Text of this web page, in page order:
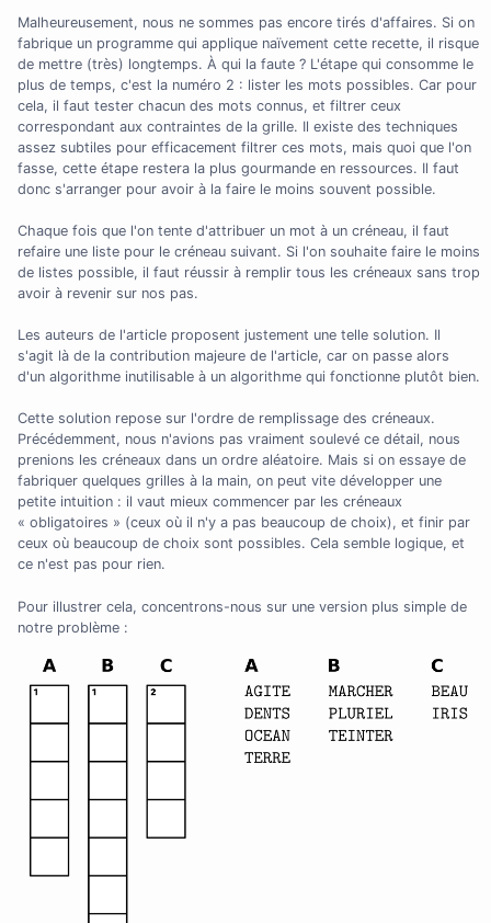
Malheureusement, nous ne sommes pas encore tirés d'affaires. Si on
fabrique un programme qui applique naïvement cette recette, il risque
de mettre (très) longtemps. À qui la faute ? L'étape qui consomme le
plus de temps, c'est la numéro 2 : lister les mots possibles. Car pour
cela, il faut tester chacun des mots connus, et filtrer ceux
correspondant aux contraintes de la grille. Il existe des techniques
assez subtiles pour efficacement filtrer ces mots, mais quoi que l'on
fasse, cette étape restera la plus gourmande en ressources. Il faut
donc s'arranger pour avoir à la faire le moins souvent possible.
Chaque fois que l'on tente d'attribuer un mot à un créneau, il faut
refaire une liste pour le créneau suivant. Si l'on souhaite faire le moins
de listes possible, il faut réussir à remplir tous les créneaux sans trop
avoir à revenir sur nos pas.
Les auteurs de l'article proposent justement une telle solution. Il
s'agit là de la contribution majeure de l'article, car on passe alors
d'un algorithme inutilisable à un algorithme qui fonctionne plutôt bien.
Cette solution repose sur l'ordre de remplissage des créneaux.
Précédemment, nous n'avions pas vraiment soulevé ce détail, nous
prenions les créneaux dans un ordre aléatoire. Mais si on essaye de
fabriquer quelques grilles à la main, on peut vite développer une
petite intuition : il vaut mieux commencer par les créneaux
« obligatoires » (ceux où il n'y a pas beaucoup de choix), et finir par
ceux où beaucoup de choix sont possibles. Cela semble logique, et
ce n'est pas pour rien.
Pour illustrer cela, concentrons-nous sur une version plus simple de
notre problème :